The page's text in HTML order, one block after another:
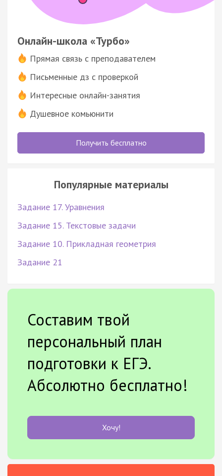
Онлайн-школа «Турбо»
Прямая связь с преподавателем
Письменные дз с проверкой
Интересные онлайн-занятия
Душевное комьюнити
Получить бесплатно
Популярные материалы
Задание 17. Уравнения
Задание 15. Текстовые задачи
Задание 10. Прикладная геометрия
Задание 21
Составим твой
персональный план
подготовки к ЕГЭ.
Абсолютно бесплатно!
Хочу!